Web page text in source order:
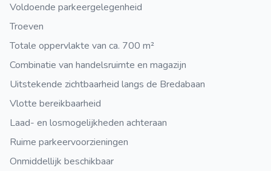
Voldoende parkeergelegenheid
Troeven
Totale oppervlakte van ca. 700 m²
Combinatie van handelsruimte en magazijn
Uitstekende zichtbaarheid langs de Bredabaan
Vlotte bereikbaarheid
Laad- en losmogelijkheden achteraan
Ruime parkeervoorzieningen
Onmiddellijk beschikbaar